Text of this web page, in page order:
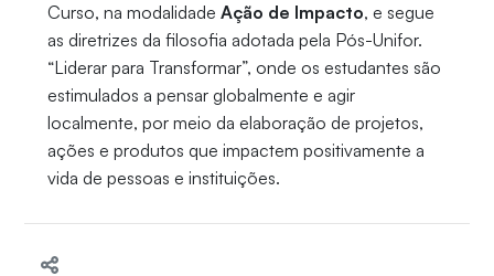
Curso, na modalidade Ação de Impacto, e segue
as diretrizes da filosofia adotada pela Pós-Unifor.
“Liderar para Transformar”, onde os estudantes são
estimulados a pensar globalmente e agir
localmente, por meio da elaboração de projetos,
ações e produtos que impactem positivamente a
vida de pessoas e instituições.